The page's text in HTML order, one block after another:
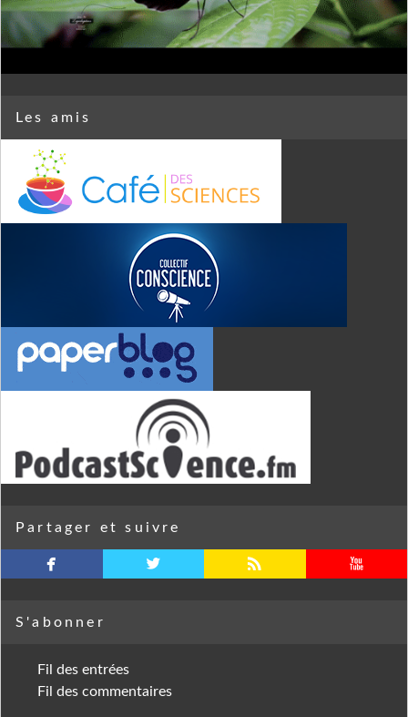
Les amis
Partager et suivre
facebook twitterbird rss youtube
S'abonner
Fil des entrées
Fil des commentaires